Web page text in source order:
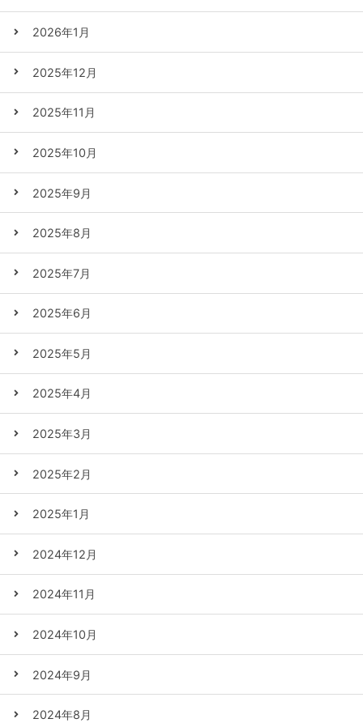
2026年1月
2025年12月
2025年11月
2025年10月
2025年9月
2025年8月
2025年7月
2025年6月
2025年5月
2025年4月
2025年3月
2025年2月
2025年1月
2024年12月
2024年11月
2024年10月
2024年9月
2024年8月